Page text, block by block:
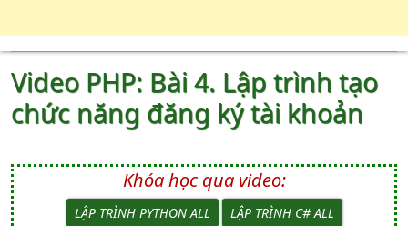
Video PHP: Bài 4. Lập trình tạo
chức năng đăng ký tài khoản
Khóa học qua video:
LẬP TRÌNH PYTHON ALL LẬP TRÌNH C# ALL